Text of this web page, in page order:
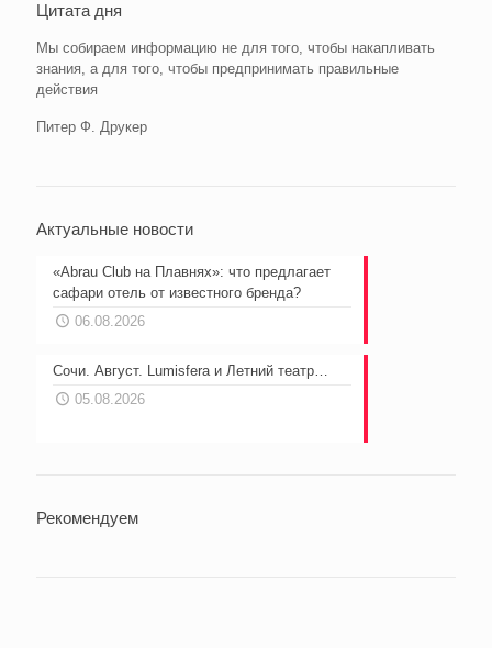
Цитата дня
Мы собираем информацию не для того, чтобы накапливать
знания, а для того, чтобы предпринимать правильные
действия
Питер Ф. Друкер
Актуальные новости
«Abrau Club на Плавнях»: что предлагает
сафари отель от известного бренда?
06.08.2026
Сочи. Август. Lumisfera и Летний театр…
05.08.2026
Рекомендуем